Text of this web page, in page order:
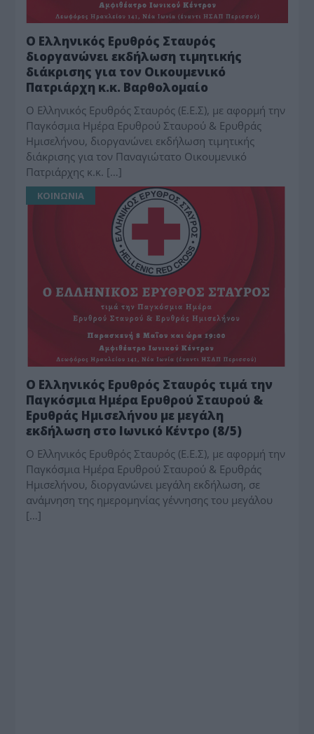
Ο Ελληνικός Ερυθρός Σταυρός
διοργανώνει εκδήλωση τιμητικής
διάκρισης για τον Οικουμενικό
Πατριάρχη κ.κ. Βαρθολομαίο
O Ελληνικός Ερυθρός Σταυρός (Ε.Ε.Σ), με αφορμή την
Παγκόσμια Ημέρα Ερυθρού Σταυρού & Ερυθράς
Ημισελήνου, διοργανώνει εκδήλωση τιμητικής
διάκρισης για τον Παναγιώτατο Οικουμενικό
Πατριάρχης κ.κ. […]
ΚΟΙΝΩΝΙΑ
Ο Ελληνικός Ερυθρός Σταυρός τιμά την
Παγκόσμια Ημέρα Ερυθρού Σταυρού &
Ερυθράς Ημισελήνου με μεγάλη
εκδήλωση στο Ιωνικό Κέντρο (8/5)
O Ελληνικός Ερυθρός Σταυρός (Ε.Ε.Σ), με αφορμή την
Παγκόσμια Ημέρα Ερυθρού Σταυρού & Ερυθράς
Ημισελήνου, διοργανώνει μεγάλη εκδήλωση, σε
ανάμνηση της ημερομηνίας γέννησης του μεγάλου
[…]